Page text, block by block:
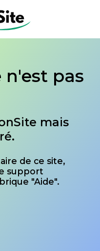
n'est pas
mais
de ce site,
support
"Aide".